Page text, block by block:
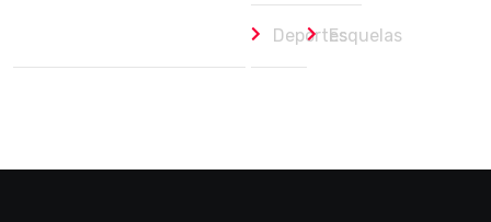
DeportesEsquelas